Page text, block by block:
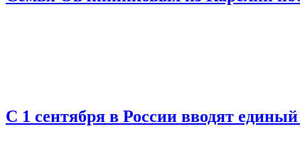
С 1 сентября в России вводят